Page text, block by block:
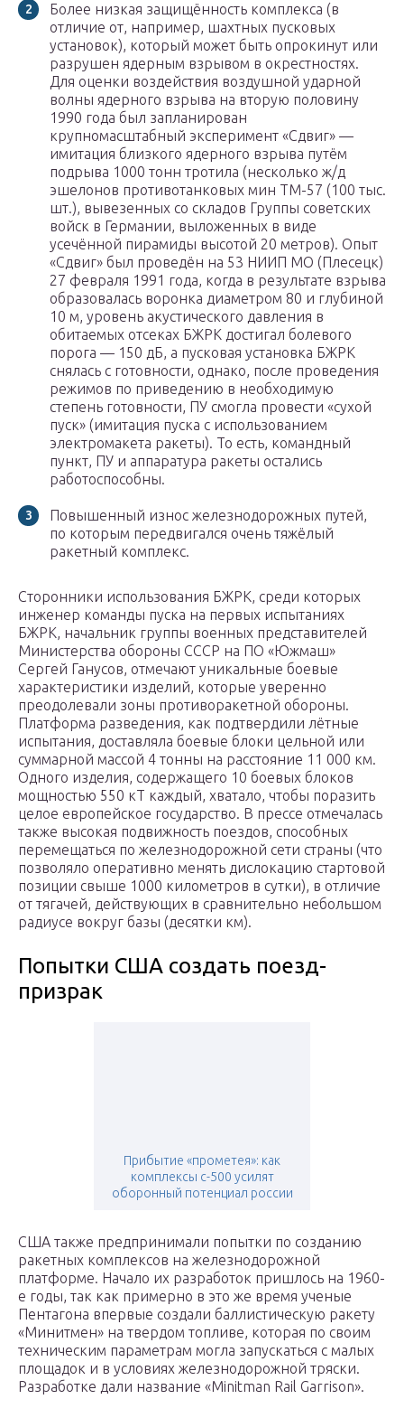
Более низкая защищённость комплекса (в
отличие от, например, шахтных пусковых
установок), который может быть опрокинут или
разрушен ядерным взрывом в окрестностях.
Для оценки воздействия воздушной ударной
волны ядерного взрыва на вторую половину
1990 года был запланирован
крупномасштабный эксперимент «Сдвиг» —
имитация близкого ядерного взрыва путём
подрыва 1000 тонн тротила (несколько ж/д
эшелонов противотанковых мин ТМ-57 (100 тыс.
шт.), вывезенных со складов Группы советских
войск в Германии, выложенных в виде
усечённой пирамиды высотой 20 метров). Опыт
«Сдвиг» был проведён на 53 НИИП МО (Плесецк)
27 февраля 1991 года, когда в результате взрыва
образовалась воронка диаметром 80 и глубиной
10 м, уровень акустического давления в
обитаемых отсеках БЖРК достигал болевого
порога — 150 дБ, а пусковая установка БЖРК
снялась с готовности, однако, после проведения
режимов по приведению в необходимую
степень готовности, ПУ смогла провести «сухой
пуск» (имитация пуска с использованием
электромакета ракеты). То есть, командный
пункт, ПУ и аппаратура ракеты остались
работоспособны.
Повышенный износ железнодорожных путей,
по которым передвигался очень тяжёлый
ракетный комплекс.
Сторонники использования БЖРК, среди которых
инженер команды пуска на первых испытаниях
БЖРК, начальник группы военных представителей
Министерства обороны СССР на ПО «Южмаш»
Сергей Ганусов, отмечают уникальные боевые
характеристики изделий, которые уверенно
преодолевали зоны противоракетной обороны.
Платформа разведения, как подтвердили лётные
испытания, доставляла боевые блоки цельной или
суммарной массой 4 тонны на расстояние 11 000 км.
Одного изделия, содержащего 10 боевых блоков
мощностью 550 кТ каждый, хватало, чтобы поразить
целое европейское государство. В прессе отмечалась
также высокая подвижность поездов, способных
перемещаться по железнодорожной сети страны (что
позволяло оперативно менять дислокацию стартовой
позиции свыше 1000 километров в сутки), в отличие
от тягачей, действующих в сравнительно небольшом
радиусе вокруг базы (десятки км).
Попытки США создать поезд-
призрак
Прибытие «прометея»: как
комплексы с-500 усилят
оборонный потенциал россии
США также предпринимали попытки по созданию
ракетных комплексов на железнодорожной
платформе. Начало их разработок пришлось на 1960-
е годы, так как примерно в это же время ученые
Пентагона впервые создали баллистическую ракету
«Минитмен» на твердом топливе, которая по своим
техническим параметрам могла запускаться с малых
площадок и в условиях железнодорожной тряски.
Разработке дали название «Minitman Rail Garrison».